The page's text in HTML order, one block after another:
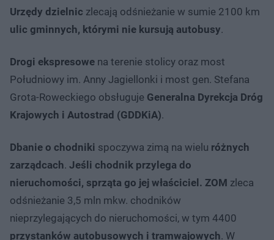
Urzędy dzielnic zlecają odśnieżanie w sumie 2100 km
ulic gminnych, którymi nie kursują autobusy.
Drogi ekspresowe na terenie stolicy oraz most
Południowy im. Anny Jagiellonki i most gen. Stefana
Grota-Roweckiego obsługuje Generalna Dyrekcja Dróg
Krajowych i Autostrad (GDDKiA).
Dbanie o chodniki spoczywa zimą na wielu różnych
zarządcach. Jeśli chodnik przylega do
nieruchomości, sprząta go jej właściciel. ZOM zleca
odśnieżanie 3,5 mln mkw. chodników
nieprzylegających do nieruchomości, w tym 4400
przystanków autobusowych i tramwajowych. W